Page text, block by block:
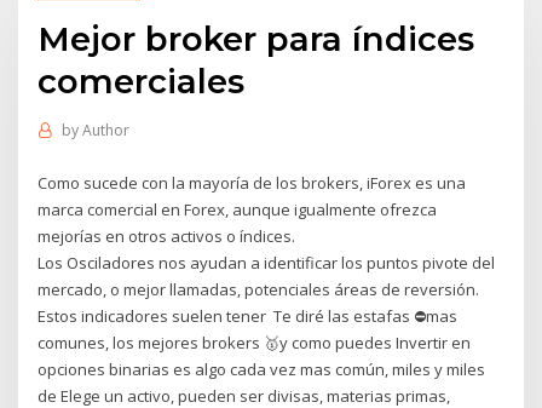
Mejor broker para índices
comerciales
byAuthor
Como sucede con la mayoría de los brokers, iForex es una
marca comercial en Forex, aunque igualmente ofrezca
mejorías en otros activos o índices.
Los Osciladores nos ayudan a identificar los puntos pivote del
mercado, o mejor llamadas, potenciales áreas de reversión.
Estos indicadores suelen tener Te diré las estafas ⛔mas
comunes, los mejores brokers 🥇y como puedes Invertir en
opciones binarias es algo cada vez mas común, miles y miles
de Elege un activo, pueden ser divisas, materias primas,